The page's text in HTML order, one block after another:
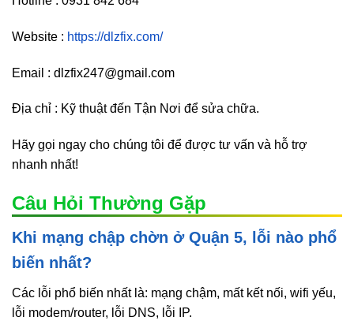
Website : https://dlzfix.com/
Email : dlzfix247@gmail.com
Địa chỉ : Kỹ thuật đến Tận Nơi để sửa chữa.
Hãy gọi ngay cho chúng tôi để được tư vấn và hỗ trợ
nhanh nhất!
Câu Hỏi Thường Gặp
Khi mạng chập chờn ở Quận 5, lỗi nào phổ
biến nhất?
Các lỗi phổ biến nhất là: mạng chậm, mất kết nối, wifi yếu,
lỗi modem/router, lỗi DNS, lỗi IP.